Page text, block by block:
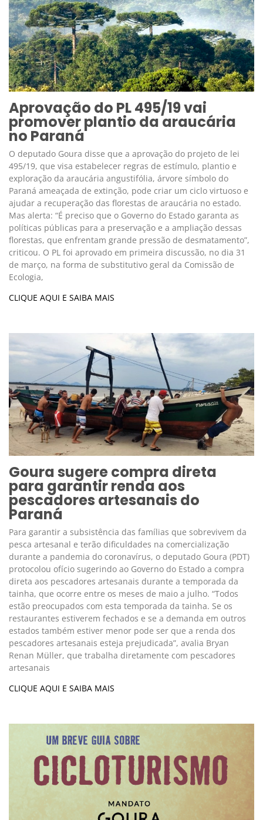
Aprovação do PL 495/19 vai
promover plantio da araucária
no Paraná
O deputado Goura disse que a aprovação do projeto de lei
495/19, que visa estabelecer regras de estímulo, plantio e
exploração da araucária angustifólia, árvore símbolo do
Paraná ameaçada de extinção, pode criar um ciclo virtuoso e
ajudar a recuperação das florestas de araucária no estado.
Mas alerta: “É preciso que o Governo do Estado garanta as
políticas públicas para a preservação e a ampliação dessas
florestas, que enfrentam grande pressão de desmatamento”,
criticou. O PL foi aprovado em primeira discussão, no dia 31
de março, na forma de substitutivo geral da Comissão de
Ecologia,
CLIQUE AQUI E SAIBA MAIS
Goura sugere compra direta
para garantir renda aos
pescadores artesanais do
Paraná
Para garantir a subsistência das famílias que sobrevivem da
pesca artesanal e terão dificuldades na comercialização
durante a pandemia do coronavírus, o deputado Goura (PDT)
protocolou ofício sugerindo ao Governo do Estado a compra
direta aos pescadores artesanais durante a temporada da
tainha, que ocorre entre os meses de maio a julho. “Todos
estão preocupados com esta temporada da tainha. Se os
restaurantes estiverem fechados e se a demanda em outros
estados também estiver menor pode ser que a renda dos
pescadores artesanais esteja prejudicada”, avalia Bryan
Renan Müller, que trabalha diretamente com pescadores
artesanais
CLIQUE AQUI E SAIBA MAIS